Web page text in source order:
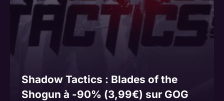
Shadow Tactics : Blades of the
Shogun à -90% (3,99€) sur GOG